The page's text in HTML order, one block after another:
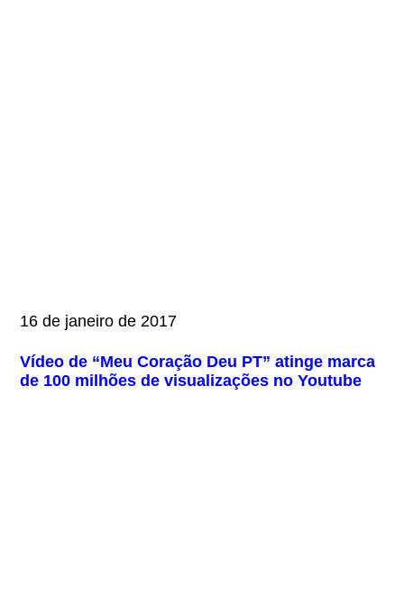
16 de janeiro de 2017
Vídeo de “Meu Coração Deu PT” atinge marca
de 100 milhões de visualizações no Youtube